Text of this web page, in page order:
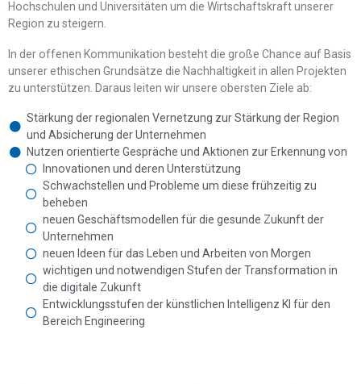
Hochschulen und Universitäten um die Wirtschaftskraft unserer
Region zu steigern.
In der offenen Kommunikation besteht die große Chance auf Basis
unserer ethischen Grundsätze die Nachhaltigkeit in allen Projekten
zu unterstützen. Daraus leiten wir unsere obersten Ziele ab:
Stärkung der regionalen Vernetzung zur Stärkung der Region
und Absicherung der Unternehmen
Nutzen orientierte Gespräche und Aktionen zur Erkennung von
Innovationen und deren Unterstützung
Schwachstellen und Probleme um diese frühzeitig zu
beheben
neuen Geschäftsmodellen für die gesunde Zukunft der
Unternehmen
neuen Ideen für das Leben und Arbeiten von Morgen
wichtigen und notwendigen Stufen der Transformation in
die digitale Zukunft
Entwicklungsstufen der künstlichen Intelligenz KI für den
Bereich Engineering